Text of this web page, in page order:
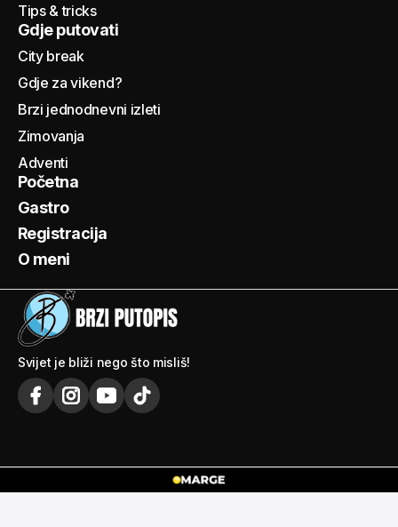
Svijet je bliži nego što misliš!
Tips & tricks
Gdje putovati
City break
Gdje za vikend?
Brzi jednodnevni izleti
Zimovanja
Adventi
Početna
Gastro
Registracija
O meni